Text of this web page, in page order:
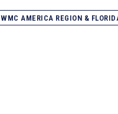
WMC AMERICA REGION &